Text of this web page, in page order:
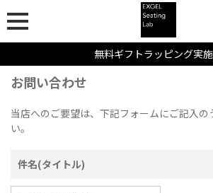
無料ギフトラッピング実
お問い合わせ
当店へのご要望は、下記フォームにご記入の
い。
件名(タイトル)